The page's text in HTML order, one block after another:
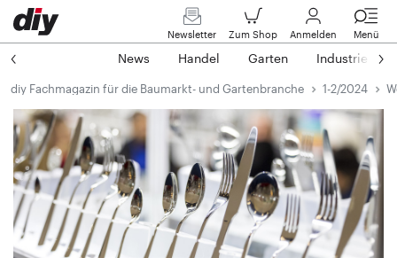
Newsletter Zum Shop Anmelden Menü
News Handel Garten Industrie
diy Fachmagazin für die Baumarkt- und Gartenbranche 1-2/2024